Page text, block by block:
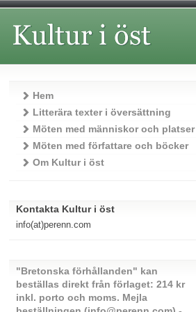
Hem
Litterära texter i översättning
Möten med människor och platser
Möten med författare och böcker
Om Kultur i öst
Kontakta Kultur i öst
info(at)perenn.com
"Bretonska förhållanden" kan
beställas direkt från förlaget: 214 kr
inkl. porto och moms. Mejla